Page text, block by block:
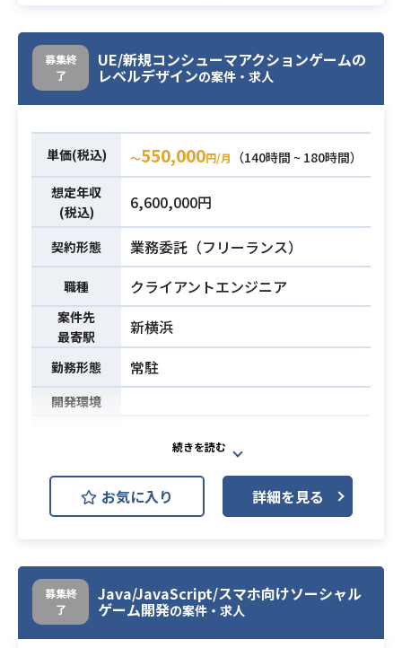
業務内容
ります。
Unityを用いた3Dアバターの実装およ
び制御開発をはじめ、VRMデータの
組み込み、
携したキャラクター挙動・インタラ
クションの設計・開発を担当してい
下記の業務を担っていただく想定で
す。
【業務内容】
・Unityを用いた3Dアバターの実装お
よび制御開発
・VRM／3Dキャラクターデータの組
み込み、最適化対応
・Animator Controller、Blend Tre
e、Animation Rigging等を用いたモ
・表情（ブレンドシェイプ）および
リップシンクの制御実装
・AI（LLM等）と連携した、テキス
トや音声に応じた感情表現の挙動制
むインタラクション設計
・モバイル環境を前提としたパフォ
ーマンス最適化、UX改善
※詳細は面談時にお伝えします。
募集終
了
UE/新規コンシューマアクションゲームの
レベルデザインの案件・求人
単価(税込) 〜550,000円/月
（140時間 ~ 180時間）
想定年収
(税込)
6,600,000円
契約形態 業務委託（フリーランス）
職種 クライアントエンジニア
案件先
最寄駅
新横浜
勤務形態 常駐
開発環境
ームにおけるレベルデザイナーとし
て、
ステージ（マップ）設計やエネミ
だきます。
※詳細は面談時にお伝えいたしま
す。
お気に入り 詳細を見る
募集終
了
Java/JavaScript/スマホ向けソーシャル
ゲーム開発の案件・求人